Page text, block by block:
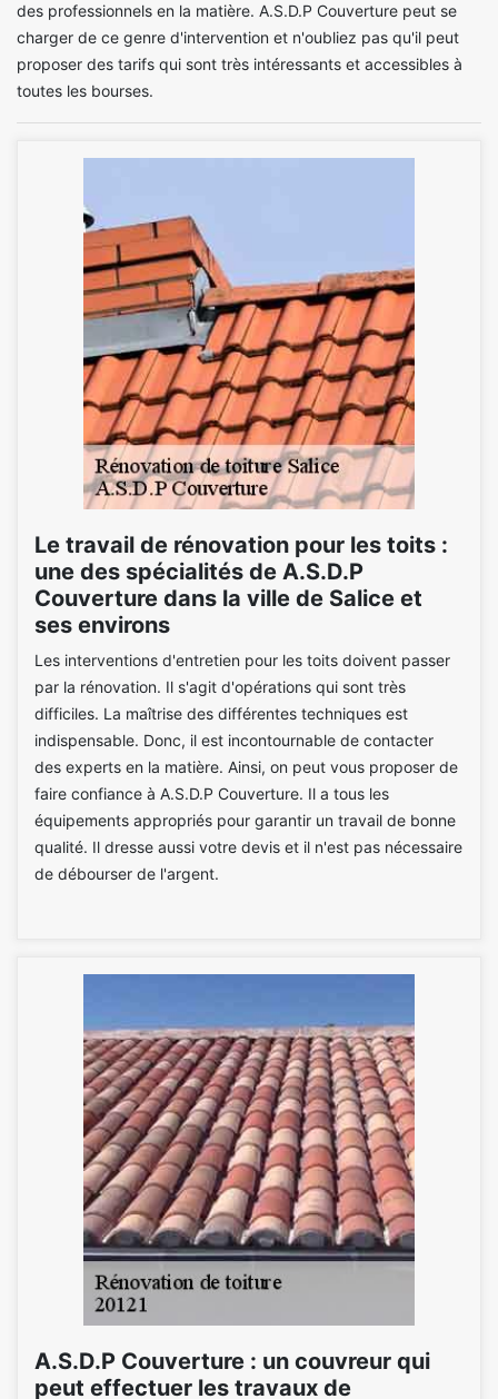
des professionnels en la matière. A.S.D.P Couverture peut se
charger de ce genre d'intervention et n'oubliez pas qu'il peut
proposer des tarifs qui sont très intéressants et accessibles à
toutes les bourses.
Le travail de rénovation pour les toits :
une des spécialités de A.S.D.P
Couverture dans la ville de Salice et
ses environs
Les interventions d'entretien pour les toits doivent passer
par la rénovation. Il s'agit d'opérations qui sont très
difficiles. La maîtrise des différentes techniques est
indispensable. Donc, il est incontournable de contacter
des experts en la matière. Ainsi, on peut vous proposer de
faire confiance à A.S.D.P Couverture. Il a tous les
équipements appropriés pour garantir un travail de bonne
qualité. Il dresse aussi votre devis et il n'est pas nécessaire
de débourser de l'argent.
A.S.D.P Couverture : un couvreur qui
peut effectuer les travaux de